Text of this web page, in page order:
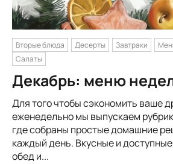
Вторые блюда Десерты Завтраки
Салаты
Декабрь: меню
Для того чтобы сэкономить ваше
еженедельно мы выпускаем
где собраны простые домашние
каждый день. Вкусные и
обед и...